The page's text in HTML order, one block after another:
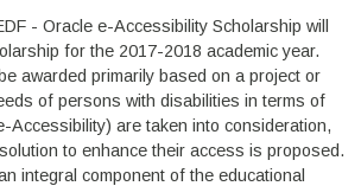
- Oracle e-Accessibility Scholarship will
for the 2017-2018 academic year.
awarded primarily based on a project or
of persons with disabilities in terms of
Accessibility) are taken into consideration,
to enhance their access is proposed.
integral component of the educational